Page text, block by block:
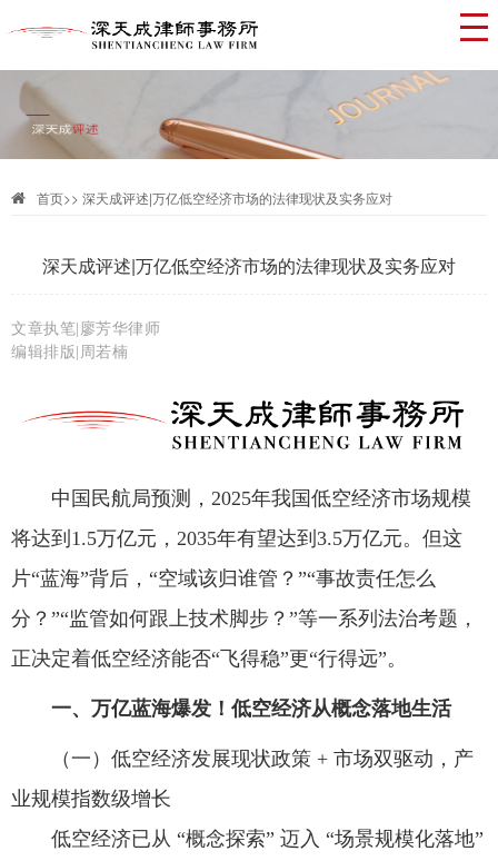
首页>> 深天成评述|万亿低空经济市场的法律现状及实务应对
深天成评述|万亿低空经济市场的法律现状及实务应对
文章执笔|廖芳华律师
编辑排版|周若楠
中国民航局预测，2025年我国低空经济市场规模
将达到1.5万亿元，2035年有望达到3.5万亿元。但这
片“蓝海”背后，“空域该归谁管？”“事故责任怎么
分？”“监管如何跟上技术脚步？”等一系列法治考题，
正决定着低空经济能否“飞得稳”更“行得远”。
一、万亿蓝海爆发！低空经济从概念落地生活
（一）低空经济发展现状政策 + 市场双驱动，产
业规模指数级增长
低空经济已从 “概念探索” 迈入 “场景规模化落地”